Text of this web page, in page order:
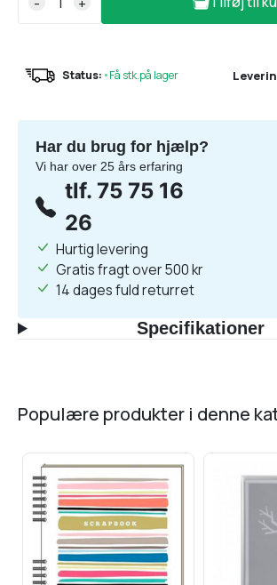
Status: •Få stk.på lager
Har du brug for hjælp?
Vi har over 25 års erfaring
tlf. 75 75 16
26
Hurtig levering
Gratis fragt over 500 kr
14 dages fuld returret
Specifikationer
populære produkter i denne